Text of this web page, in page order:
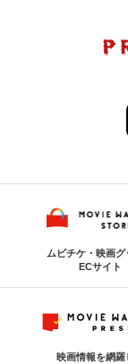
ムビチケ・映画グ
ECサイト
映画情報を網羅